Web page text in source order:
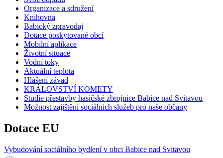
Organizace a sdružení
Knihovna
Babický zpravodaj
Dotace poskytované obcí
Mobilní aplikace
Životní situace
Vodní toky
Aktuální teplota
Hlášení závad
KRÁLOVSTVÍ KOMETY
Studie přestavby hasičské zbrojnice Babice nad Svitavou
Možnost zajištění sociálních služeb pro naše občany
Dotace EU
Vybudování sociálního bydlení v obci Babice nad Svitavou